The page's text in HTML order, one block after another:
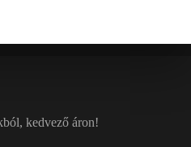
kedvező áron!